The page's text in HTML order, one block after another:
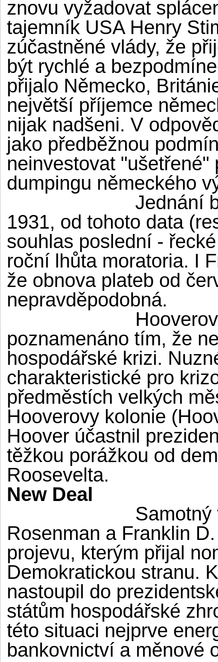
znovu vyžadovat
tajemník USA Henry
zúčastněné vlády, že
být rychlé a
přijalo Německo,
největší příjemce
nijak nadšeni. V
jako předběžnou
neinvestovat
dumpingu německého
Jednání
1931, od tohoto data
souhlas poslední -
roční lhůta moratoria. I
že obnova plateb od
nepravděpodobná.
poznamenáno tím, že
hospodářské krizi.
charakteristické pro
předměstích velkých
Hooverovy kolonie
Hoover účastnil
těžkou porážkou od
Roosevelta.
New Deal
Rosenman a Franklin
projevu, kterým přijal
Demokratickou stranu.
nastoupil do
státům hospodářské
této situaci nejprve
bankovnictví a měnové